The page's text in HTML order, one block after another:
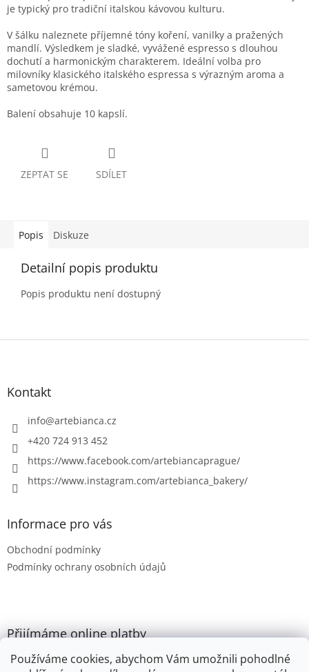
Používáme cookies, abychom Vám umožnili pohodlné
je typický pro tradiční italskou kávovou kulturu.
V šálku naleznete příjemné tóny koření, vanilky a pražených
mandlí. Výsledkem je sladké, vyvážené espresso s dlouhou
dochutí a harmonickým charakterem. Ideální volba pro
milovníky klasického italského espressa s výrazným aroma a
sametovou krémou.
Balení obsahuje 10 kapslí.
ZEPTAT SE SDÍLET
Popis Diskuze
Detailní popis produktu
Popis produktu není dostupný
Z
Kontakt
info@artebianca.cz
+420 724 913 452
https://www.facebook.com/artebiancaprague/
https://www.instagram.com/artebianca_bakery/
Informace pro vás
Obchodní podmínky
Podmínky ochrany osobních údajů
Přijímáme online platby